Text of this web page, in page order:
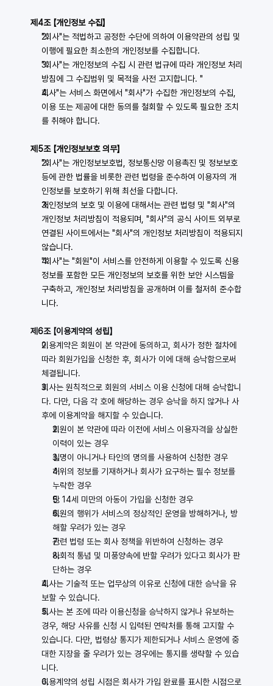
제4조 【개인정보 수집】
"회사"는 적법하고 공정한 수단에 의하여 이용약관의 성립 및
이행에 필요한 최소한의 개인정보를 수집합니다.
"회사"는 개인정보의 수집 시 관련 법규에 따라 개인정보 처리
방침에 그 수집범위 및 목적을 사전 고지합니다. "
회사"는 서비스 화면에서 "회사"가 수집한 개인정보의 수집,
이용 또는 제공에 대한 동의를 철회할 수 있도록 필요한 조치
를 취해야 합니다.
제5조 【개인정보보호 의무】
"회사"는 개인정보보호법, 정보통신망 이용촉진 및 정보보호
등에 관한 법률을 비롯한 관련 법령을 준수하여 이용자의 개
인정보를 보호하기 위해 최선을 다합니다.
개인정보의 보호 및 이용에 대해서는 관련 법령 및 "회사"의
개인정보 처리방침이 적용되며, "회사"의 공식 사이트 외부로
연결된 사이트에서는 "회사"의 개인정보 처리방침이 적용되지
않습니다.
"회사"는 "회원"이 서비스를 안전하게 이용할 수 있도록 신용
정보를 포함한 모든 개인정보의 보호를 위한 보안 시스템을
구축하고, 개인정보 처리방침을 공개하며 이를 철저히 준수합
니다.
제6조 【이용계약의 성립】
이용계약은 회원이 본 약관에 동의하고, 회사가 정한 절차에
따라 회원가입을 신청한 후, 회사가 이에 대해 승낙함으로써
체결됩니다.
회사는 원칙적으로 회원의 서비스 이용 신청에 대해 승낙합니
다. 다만, 다음 각 호에 해당하는 경우 승낙을 하지 않거나 사
후에 이용계약을 해지할 수 있습니다.
회원이 본 약관에 따라 이전에 서비스 이용자격을 상실한
이력이 있는 경우
실명이 아니거나 타인의 명의를 사용하여 신청한 경우
허위의 정보를 기재하거나 회사가 요구하는 필수 정보를
누락한 경우
만 14세 미만의 아동이 가입을 신청한 경우
회원의 행위가 서비스의 정상적인 운영을 방해하거나, 방
해할 우려가 있는 경우
관련 법령 또는 회사 정책을 위반하여 신청하는 경우
사회적 통념 및 미풍양속에 반할 우려가 있다고 회사가 판
단하는 경우
회사는 기술적 또는 업무상의 이유로 신청에 대한 승낙을 유
보할 수 있습니다.
회사는 본 조에 따라 이용신청을 승낙하지 않거나 유보하는
경우, 해당 사유를 신청 시 입력된 연락처를 통해 고지할 수
있습니다. 다만, 법령상 통지가 제한되거나 서비스 운영에 중
대한 지장을 줄 우려가 있는 경우에는 통지를 생략할 수 있습
니다.
이용계약의 성립 시점은 회사가 가입 완료를 표시한 시점으로